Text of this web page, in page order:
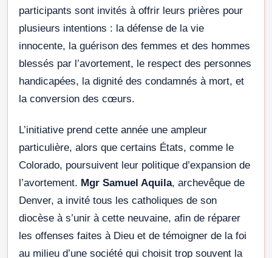
participants sont invités à offrir leurs prières pour
plusieurs intentions : la défense de la vie
innocente, la guérison des femmes et des hommes
blessés par l’avortement, le respect des personnes
handicapées, la dignité des condamnés à mort, et
la conversion des cœurs.
L’initiative prend cette année une ampleur
particulière, alors que certains États, comme le
Colorado, poursuivent leur politique d’expansion de
l’avortement. Mgr Samuel Aquila, archevêque de
Denver, a invité tous les catholiques de son
diocèse à s’unir à cette neuvaine, afin de réparer
les offenses faites à Dieu et de témoigner de la foi
au milieu d’une société qui choisit trop souvent la